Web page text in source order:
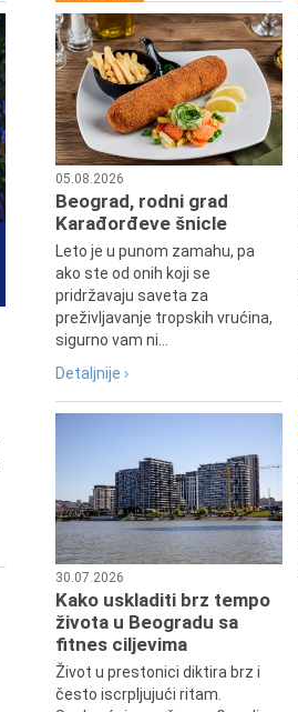
05.08.2026
Beograd, rodni grad
Karađorđeve šnicle
Leto je u punom zamahu, pa
ako ste od onih koji se
pridržavaju saveta za
preživljavanje tropskih vrućina,
sigurno vam ni...
Detaljnije ›
30.07.2026
Kako uskladiti brz tempo
života u Beogradu sa
fitnes ciljevima
Život u prestonici diktira brz i
često iscrpljujući ritam.
Preminula je Đurđija Cvetić,
pozorišna, filmska i TV glumica.